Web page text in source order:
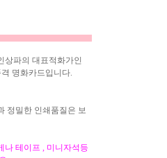
요~
상파의 대표적화가인
명화카드입니다.
정밀한 인쇄품질은 보
나 테이프 , 미니자석등